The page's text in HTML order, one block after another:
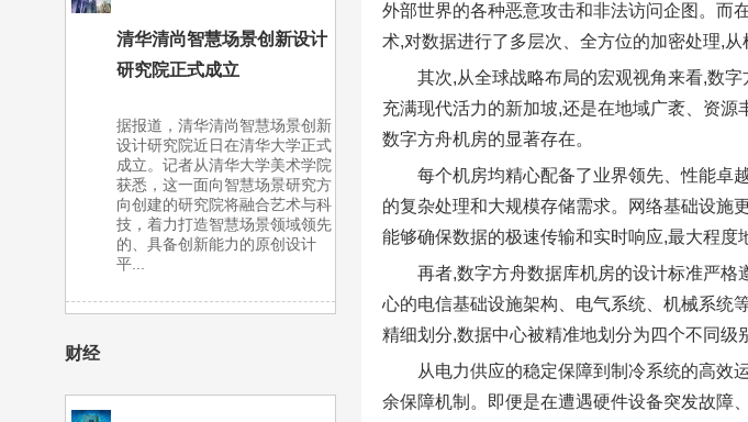
清华清尚智慧场景创新设计
研究院正式成立
据报道，清华清尚智慧场景创新
设计研究院近日在清华大学正式
成立。记者从清华大学美术学院
获悉，这一面向智慧场景研究方
向创建的研究院将融合艺术与科
技，着力打造智慧场景领域领先
的、具备创新能力的原创设计
平...
财经
外部世界的各种恶意攻击和非法访问企图。而
术,对数据进行了多层次、全方位的加密处理,
其次,从全球战略布局的宏观视角来看,数
充满现代活力的新加坡,还是在地域广袤、资
数字方舟机房的显著存在。
每个机房均精心配备了业界领先、性能卓
的复杂处理和大规模存储需求。网络基础设施
能够确保数据的极速传输和实时响应,最大程度
再者,数字方舟数据库机房的设计标准严格
心的电信基础设施架构、电气系统、机械系统
精细划分,数据中心被精准地划分为四个不同级
从电力供应的稳定保障到制冷系统的高效
余保障机制。即便是在遭遇硬件设备突发故障